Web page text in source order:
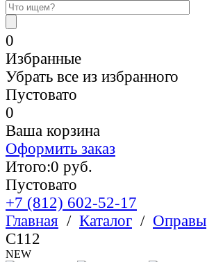
0
Избранные
Убрать все из избранного
Пустовато
0
Ваша корзина
Оформить заказ
Итого:0 руб.
Пустовато
+7 (812) 602-52-17
Главная / Каталог / Оправы
C112
NEW